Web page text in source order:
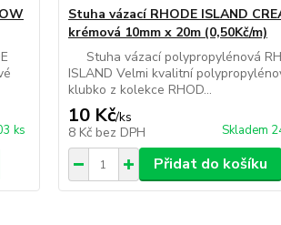
ks
Stuha vázací RHODE ISLAND
krémová 10mm x 20m (0,50Kč/m)
Stuha vázací polypropylénová
ISLAND Velmi kvalitní
klubko z kolekce RHOD...
10 Kč/ks
8 Kč bez DPH Skladem
Přidat do košíku